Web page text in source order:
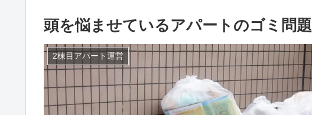
頭を悩ませているアパートのゴミ問題
2棟目アパート運営